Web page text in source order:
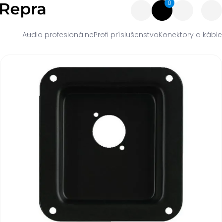
0
Audio profesionálneProfi príslušenstvoKonektory a káble